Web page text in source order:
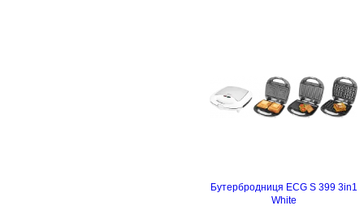
Бутербродниця ECG S 399 3in1
White